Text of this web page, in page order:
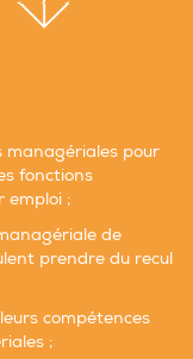
managériales pour
fonctions
emploi ;
de
prendre du recul
compétences
;